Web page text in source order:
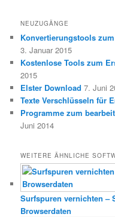
NEUZUGÄNGE
Konvertierungstools
3. Januar 2015
Kostenlose Tools zum
2015
Elster Download 7. Juni
Texte Verschlüsseln für
Programme zum
Juni 2014
WEITERE ÄHNLICHE
Surfspuren vernichten –
Browserdaten